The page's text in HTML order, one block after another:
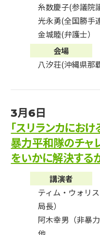
糸数慶子(参議院
光永勇(全国勝手
金城睦(弁護士）
会場
八汐荘(沖縄県那
3月6日
「スリランカにお
暴力平和隊のチャ
をいかに解決する
講演者
ティム・ウォリ
局長）
阿木幸男（非暴